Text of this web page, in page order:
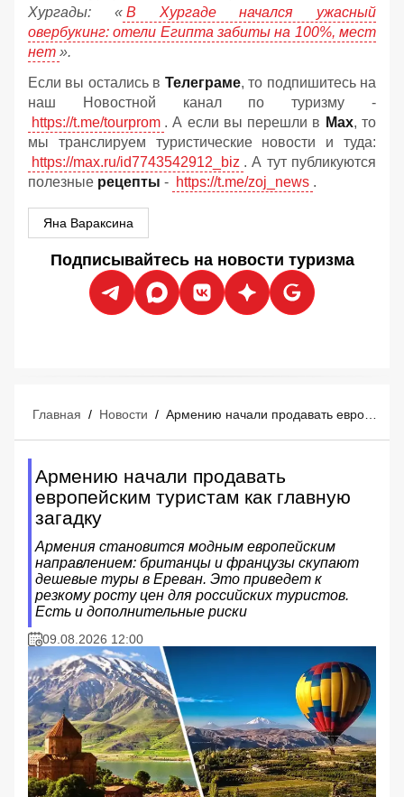
Хургады: « В Хургаде начался ужасный
овербукинг: отели Египта забиты на 100%, мест
нет ».
Если вы остались в Телеграме, то подпишитесь на
наш Новостной канал по туризму -
https://t.me/tourprom . А если вы перешли в Мах, то
мы транслируем туристические новости и туда:
https://max.ru/id7743542912_biz . А тут публикуются
полезные рецепты - https://t.me/zoj_news .
Яна Вараксина
Подписывайтесь на новости туризма
Главная / Новости /
Армению начали продавать
европейским туристам как главную
загадку
Армения становится модным европейским
направлением: британцы и французы скупают
дешевые туры в Ереван. Это приведет к
резкому росту цен для российских туристов.
Есть и дополнительные риски
09.08.2026 12:00